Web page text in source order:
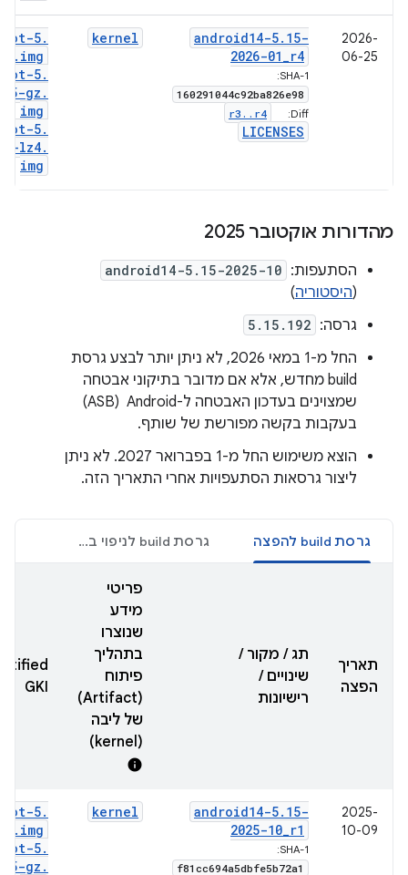
2026-
06-25
android14-5. 15-
2026-01_r4
SHA-1:
160291044c92ba826e98
Diff:
r3 . . r4
LICENSES
kernel
5.
. img
5.
15-gz .
img
5.
lz4.
img
מהדורות אוקטובר 2025
הסתעפות: android14-5.15-2025-10
(היסטוריה)
גרסה: 5.15.192
החל מ-1 במאי 2026, לא ניתן יותר לבצע גרסת
build מחדש, אלא אם מדובר בתיקוני אבטחה
שמצוינים בעדכון האבטחה ל-Android ‏ (ASB)
בעקבות בקשה מפורשת של שותף.
הוצא משימוש החל מ-1 בפברואר 2027. לא ניתן
ליצור גרסאות הסתעפויות אחרי התאריך הזה.
גרסת build להפצה גרסת build לניפוי באגים
תאריך
הפצה
תג / מקור /
שינויים /
רישיונות
פריטי
מידע
שנוצרו
בתהליך
פיתוח
(Artifact)
של ליבה
(kernel)
info
GKI
2025-
10-09
android14-5. 15-
2025-10_r1
SHA-1:
f81cc694a5dbfe5b72a1
kernel
5.
. img
5.
15-gz .